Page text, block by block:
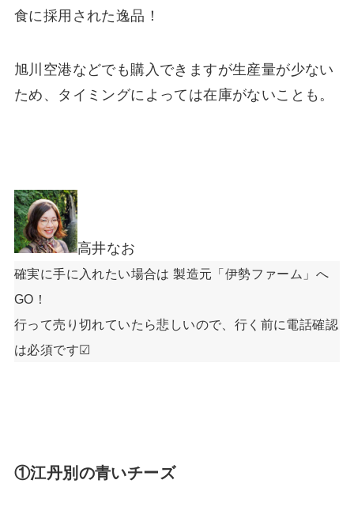
食に採用された逸品！
旭川空港などでも購入できますが生産量が少ない
ため、タイミングによっては在庫がないことも。
高井なお
確実に手に入れたい場合は 製造元「伊勢ファーム」へ
GO！
行って売り切れていたら悲しいので、行く前に電話確認
は必須です☑
①江丹別の青いチーズ